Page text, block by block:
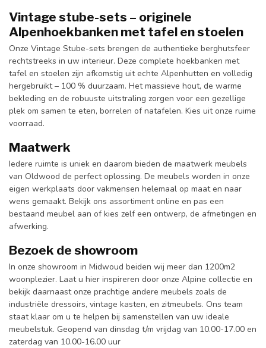
Vintage stube-sets – originele
Alpenhoekbanken met tafel en stoelen
Onze Vintage Stube-sets brengen de authentieke berghutsfeer
rechtstreeks in uw interieur. Deze complete hoekbanken met
tafel en stoelen zijn afkomstig uit echte Alpenhutten en volledig
hergebruikt – 100 % duurzaam. Het massieve hout, de warme
bekleding en de robuuste uitstraling zorgen voor een gezellige
plek om samen te eten, borrelen of natafelen. Kies uit onze ruime
voorraad.
Maatwerk
Iedere ruimte is uniek en daarom bieden de maatwerk meubels
van Oldwood de perfect oplossing. De meubels worden in onze
eigen werkplaats door vakmensen helemaal op maat en naar
wens gemaakt. Bekijk ons assortiment online en pas een
bestaand meubel aan of kies zelf een ontwerp, de afmetingen en
afwerking.
Bezoek de showroom
In onze showroom in Midwoud beiden wij meer dan 1200m2
woonplezier. Laat u hier inspireren door onze Alpine collectie en
bekijk daarnaast onze prachtige andere meubels zoals de
industriële dressoirs, vintage kasten, en zitmeubels. Ons team
staat klaar om u te helpen bij samenstellen van uw ideale
meubelstuk. Geopend van dinsdag t/m vrijdag van 10.00-17.00 en
zaterdag van 10.00-16.00 uur